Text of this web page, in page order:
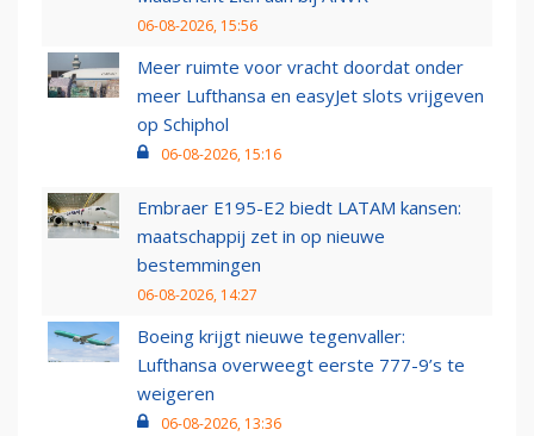
06-08-2026, 15:56
Meer ruimte voor vracht doordat onder
meer Lufthansa en easyJet slots vrijgeven
op Schiphol
06-08-2026, 15:16
Embraer E195-E2 biedt LATAM kansen:
maatschappij zet in op nieuwe
bestemmingen
06-08-2026, 14:27
Boeing krijgt nieuwe tegenvaller:
Lufthansa overweegt eerste 777-9’s te
weigeren
06-08-2026, 13:36